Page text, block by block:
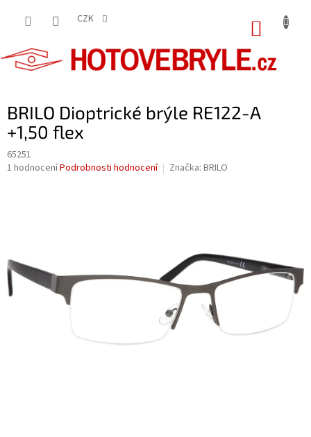
CZK
BRILO Dioptrické brýle RE122-A
+1,50 flex
65251
Průměrné
hvězdiček.
1 hodnoceníPodrobnosti hodnocení Značka: BRILO